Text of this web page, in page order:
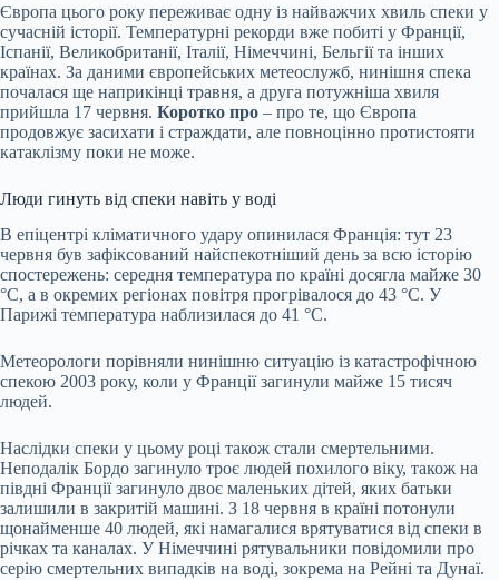
Європа цього року переживає одну із найважчих хвиль спеки у
сучасній історії. Температурні рекорди вже побиті у Франції,
Іспанії, Великобританії, Італії, Німеччині, Бельгії та інших
країнах. За даними європейських метеослужб, нинішня спека
почалася ще наприкінці травня, а друга потужніша хвиля
прийшла 17 червня. Коротко про – про те, що Європа
продовжує засихати і страждати, але повноцінно протистояти
катаклізму поки не може.
Люди гинуть від спеки навіть у воді
В епіцентрі кліматичного удару опинилася Франція: тут 23
червня був зафіксований найспекотніший день за всю історію
спостережень: середня температура по країні досягла майже 30
°C, а в окремих регіонах повітря прогрівалося до 43 °C. У
Парижі температура наблизилася до 41 °C.
Метеорологи порівняли нинішню ситуацію із катастрофічною
спекою 2003 року, коли у Франції загинули майже 15 тисяч
людей.
Наслідки спеки у цьому році також стали смертельними.
Неподалік Бордо загинуло троє людей похилого віку, також на
півдні Франції загинуло двоє маленьких дітей, яких батьки
залишили в закритій машині. З 18 червня в країні потонули
щонайменше 40 людей, які намагалися врятуватися від спеки в
річках та каналах. У Німеччині рятувальники повідомили про
серію смертельних випадків на воді, зокрема на Рейні та Дунаї.